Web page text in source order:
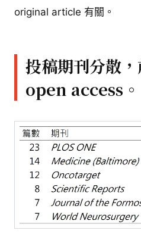
original article 有關。
投稿期刊分散
open access。